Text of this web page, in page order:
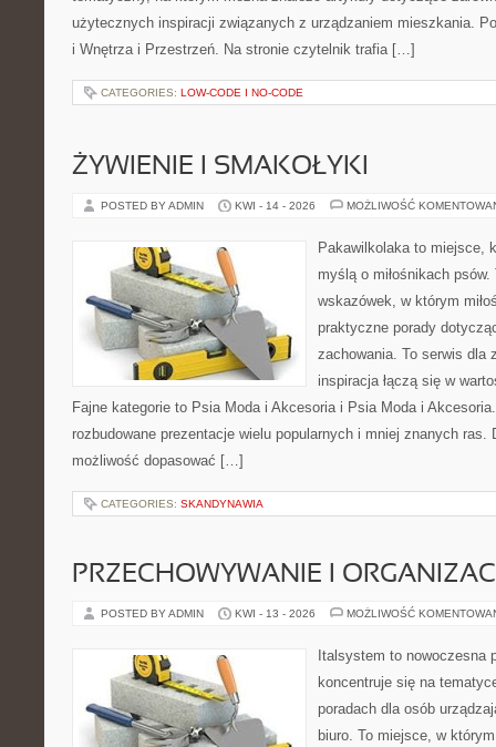
użytecznych inspiracji związanych z urządzaniem mieszkania.
i Wnętrza i Przestrzeń. Na stronie czytelnik trafia […]
CATEGORIES: LOW-CODE I NO-CODE
ŻYWIENIE I SMAKOŁYKI
POSTED BY ADMIN KWI - 14 - 2026 MOŻLIWOŚĆ
Pakawilkolaka to miejsce,
myślą o miłośnikach
wskazówek, w którym
praktyczne porady
zachowania. To serwis dla
inspiracja łączą się w
Fajne kategorie to Psia Moda i Akcesoria i Psia Moda i
rozbudowane prezentacje wielu popularnych i mniej znanych
możliwość dopasować […]
CATEGORIES: SKANDYNAWIA
PRZECHOWYWANIE I
POSTED BY ADMIN KWI - 13 - 2026 MOŻLIWOŚĆ
Italsystem to nowoczesna
koncentruje się na
poradach dla osób
biuro. To miejsce, w